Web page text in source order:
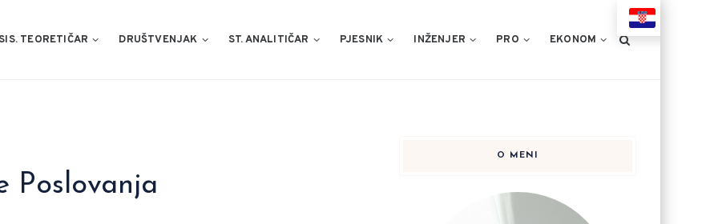
SIS. TEORETIČAR DRUŠTVENJAK ST. ANALITIČAR PJESNIK INŽENJER PRO EKONOM
Poslovanja
O MENI